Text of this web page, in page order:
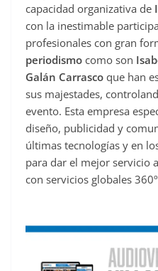
capacidad organizativa de
con la inestimable
profesionales con gran
periodismo como son
Galán Carrasco que han
sus majestades,
evento. Esta empresa
diseño, publicidad y
últimas tecnologías y en
para dar el mejor servicio
con servicios globales